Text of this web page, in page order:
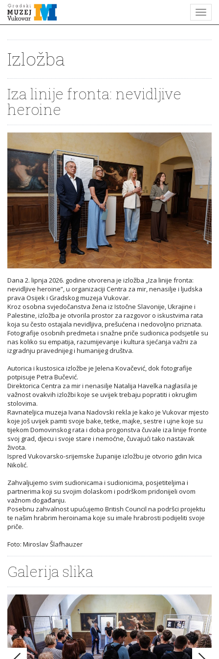
Izložba
Iza linije fronta: nevidljive
heroine
Dana 2. lipnja 2026. godine otvorena je izložba „Iza linije fronta:
nevidljive heroine”, u organizaciji Centra za mir, nenasilje i ljudska
prava Osijek i Gradskog muzeja Vukovar.
Kroz osobna svjedočanstva žena iz Istočne Slavonije, Ukrajine i
Palestine, izložba je otvorila prostor za razgovor o iskustvima rata
koja su često ostajala nevidljiva, prešućena i nedovoljno priznata.
Fotografije osobnih predmeta i snažne priče sudionica podsjetile su
nas koliko su empatija, razumijevanje i kultura sjećanja važni za
izgradnju pravednijeg i humanijeg društva.
Autorica i kustosica izložbe je Jelena Kovačević, dok fotografije
potpisuje Petra Bučević.
Direktorica Centra za mir i nenasilje Natalija Havelka naglasila je
važnost ovakvih izložbi koje se uvijek trebaju popratiti i okruglim
stolovima.
Ravnateljica muzeja Ivana Nadovski rekla je kako je Vukovar mjesto
koje još uvijek pamti svoje bake, tetke, majke, sestre i ujne koje su
tijekom Domovinskog rata i doba progonstva čuvale iza linije fronte
svoj grad, djecu i svoje stare i nemoćne, čuvajući tako nastavak
života.
Ispred Vukovarsko-srijemske županije izložbu je otvorio gdin Ivica
Nikolić.
Zahvaljujemo svim sudionicama i sudionicima, posjetiteljima i
partnerima koji su svojim dolaskom i podrškom pridonijeli ovom
važnom događanju.
Posebnu zahvalnost upućujemo British Council na podršci projektu
te našim hrabrim heroinama koje su imale hrabrosti podijeliti svoje
priče.
Foto: Miroslav Šlafhauzer
Galerija slika